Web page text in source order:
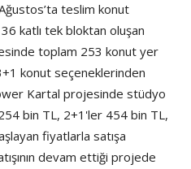
teslim konut
katlı tek bloktan oluşan
toplam 253 konut yer
konut seçeneklerinden
Kartal projesinde stüdyo
bin TL, 2+1'ler 454 bin TL,
fiyatlarla satışa
devam ettiği projede